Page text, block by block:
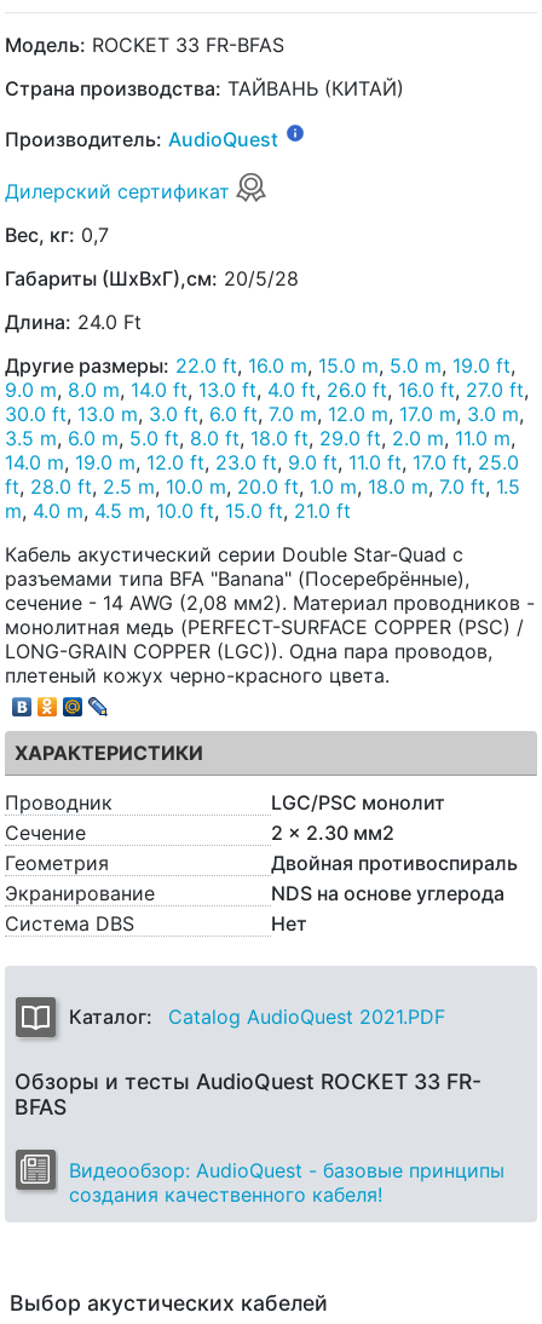
Модель: ROCKET 33 FR-BFAS
Страна производства: ТАЙВАНЬ (КИТАЙ)
Производитель: AudioQuest
Дилерский сертификат
Вес, кг: 0,7
Габариты (ШхВхГ),см: 20/5/28
Длина: 24.0 Ft
Другие размеры: 22.0 ft, 16.0 m, 15.0 m, 5.0 m, 19.0 ft,
9.0 m, 8.0 m, 14.0 ft, 13.0 ft, 4.0 ft, 26.0 ft, 16.0 ft, 27.0 ft,
30.0 ft, 13.0 m, 3.0 ft, 6.0 ft, 7.0 m, 12.0 m, 17.0 m, 3.0 m,
3.5 m, 6.0 m, 5.0 ft, 8.0 ft, 18.0 ft, 29.0 ft, 2.0 m, 11.0 m,
14.0 m, 19.0 m, 12.0 ft, 23.0 ft, 9.0 ft, 11.0 ft, 17.0 ft, 25.0
ft, 28.0 ft, 2.5 m, 10.0 m, 20.0 ft, 1.0 m, 18.0 m, 7.0 ft, 1.5
m, 4.0 m, 4.5 m, 10.0 ft, 15.0 ft, 21.0 ft
Кабель акустический серии Double Star-Quad с
разъемами типа BFA "Banana" (Посеребрённые),
сечение - 14 AWG (2,08 мм2). Материал проводников -
монолитная медь (PERFECT-SURFACE COPPER (PSC) /
LONG-GRAIN COPPER (LGC)). Одна пара проводов,
плетеный кожух черно-красного цвета.
ХАРАКТЕРИСТИКИ
Проводник
LGC/PSC монолит
Сечение
2 x 2.30 мм2
Геометрия
Двойная противоспираль
Экранирование
NDS на основе углерода
Система DBS
Нет
Каталог: Catalog AudioQuest 2021.PDF
Обзоры и тесты AudioQuest ROCKET 33 FR-
BFAS
Видеообзор: AudioQuest - базовые принципы
создания качественного кабеля!
Выбор акустических кабелей